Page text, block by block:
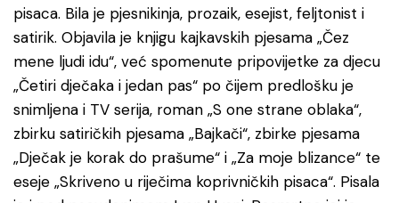
pisaca. Bila je pjesnikinja, prozaik, esejist, feljtonist i
satirik. Objavila je knjigu kajkavskih pjesama „Čez
mene ljudi idu“, već spomenute pripovijetke za djecu
„Četiri dječaka i jedan pas“ po čijem predlošku je
snimljena i TV serija, roman „S one strane oblaka“,
zbirku satiričkih pjesama „Bajkači“, zbirke pjesama
„Dječak je korak do prašume“ i „Za moje blizance“ te
eseje „Skriveno u riječima koprivničkih pisaca“. Pisala